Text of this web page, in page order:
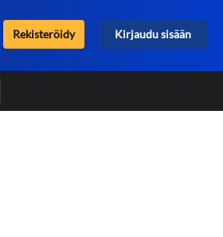
Rekisteröidy Kirjaudu sisään